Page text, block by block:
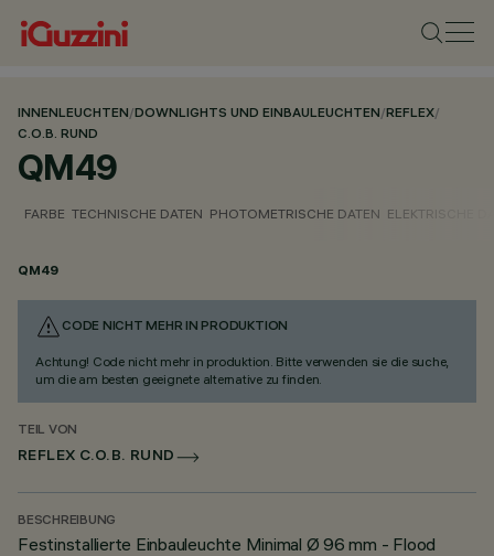
INNENLEUCHTEN/DOWNLIGHTS UND EINBAULEUCHTEN/REFLEX/
C.O.B. RUND
QM49
FARBE TECHNISCHE DATEN PHOTOMETRISCHE DATEN ELEKTRISCHE
QM49
CODE NICHT MEHR IN PRODUKTION
Achtung! Code nicht mehr in produktion. Bitte verwenden sie die suche,
um die am besten geeignete alternative zu finden.
TEIL VON
REFLEX C.O.B. RUND
BESCHREIBUNG
Festinstallierte Einbauleuchte Minimal Ø 96 mm - Flood